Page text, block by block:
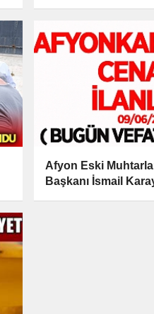
Afyon Eski
Başkanı İsmail